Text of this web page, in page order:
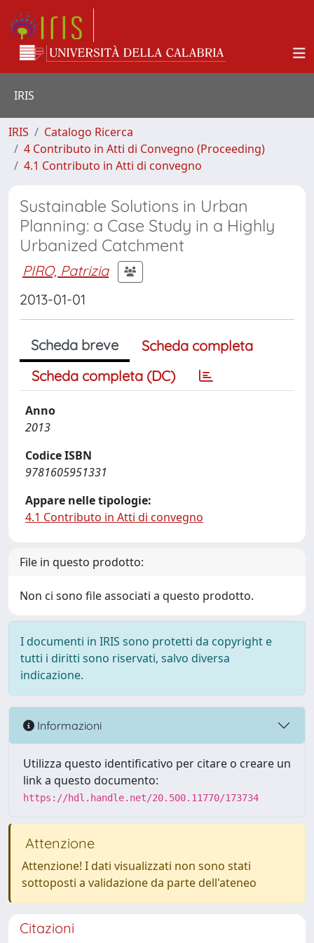
IRIS
IRIS
Catalogo Ricerca
4 Contributo in Atti di Convegno (Proceeding)
4.1 Contributo in Atti di convegno
Sustainable Solutions in Urban
Planning: a Case Study in a Highly
Urbanized Catchment
PIRO, Patrizia
2013-01-01
Scheda breve
Scheda completa
Scheda completa (DC)
Anno
2013
Codice ISBN
9781605951331
Appare nelle tipologie:
4.1 Contributo in Atti di convegno
File in questo prodotto:
Non ci sono file associati a questo prodotto.
I documenti in IRIS sono protetti da copyright e
tutti i diritti sono riservati, salvo diversa
indicazione.
Informazioni
Utilizza questo identificativo per citare o creare un
link a questo documento:
https://hdl.handle.net/20.500.11770/173734
Attenzione
Attenzione! I dati visualizzati non sono stati
sottoposti a validazione da parte dell'ateneo
Citazioni